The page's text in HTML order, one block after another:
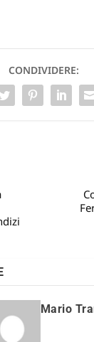
CONDIVIDERE:
Mario